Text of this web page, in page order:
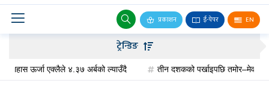
प्रकाशन ई-पेपर EN
बायोग्यास
पेट्रोलियम
ट्रेन्डिङ
ऊर्जा एक्लैले ४.३७ अर्बको ल्याउँदै तीन दशकको पर्खाइपछि तमोर–मेवा